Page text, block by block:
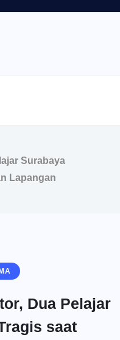
Surabaya
Lapangan
Dua Pelajar
saat